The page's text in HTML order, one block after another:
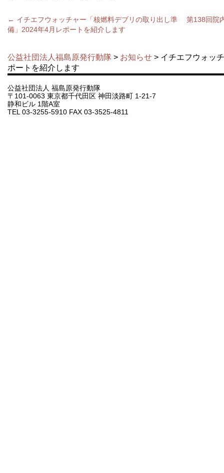
← イチエフウォッチャー「核燃料デブリの取り出し準
備」2024年4月レポートを紹介します
第138回院
公益社団法人福島原発行動隊 > お知らせ > イチエフウォッ
ポートを紹介します
公益社団法人 福島原発行動隊
〒101-0063 東京都千代田区 神田淡路町 1-21-7
静和ビル 1階A室
TEL 03-3255-5910 FAX 03-3525-4811